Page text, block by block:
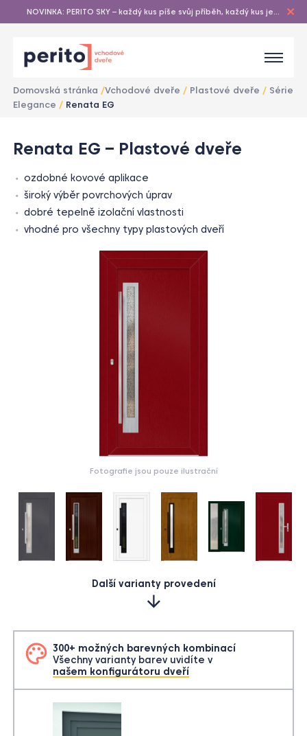
NOVINKA: PERITO SKY – každý kus píše svůj příběh, každý kus je
originál…
Domovská stránka /Vchodové dveře / Plastové dveře / Série
Elegance / Renata EG
Fotografie jsou pouze ilustrační
Další varianty provedení
Renata EG – Plastové dveře
ozdobné kovové aplikace
široký výběr povrchových úprav
dobré tepelně izolační vlastnosti
vhodné pro všechny typy plastových dveří
300+ možných barevných kombinací
Všechny varianty barev uvidíte v
našem konfigurátoru dveří